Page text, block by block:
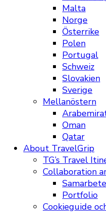
Malta
Norge
Österrike
Polen
Portugal
Schweiz
Slovakien
Sverige
Mellanöstern
Oman
Qatar
About TravelGrip
TG’s Travel
Collaboration
Portfolio
Cookieguide